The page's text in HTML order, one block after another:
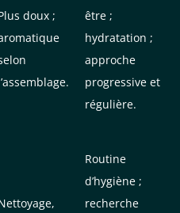
doux ;
être ;
hydratation ;
approche
progressive et
régulière.
Routine
d’hygiène ;
recherche